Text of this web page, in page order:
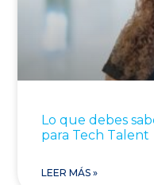
Lo que debes
para Tech Talent
LEER MÁS »